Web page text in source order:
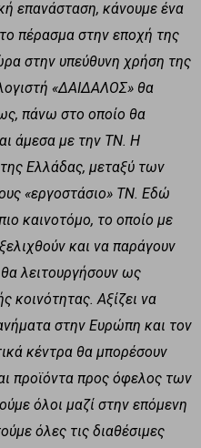
επανάσταση, κάνουμε ένα
πέρασμα στην εποχή της
στην υπεύθυνη χρήση της
«ΔΑΙΔΑΛΟΣ» θα
πάνω στο οποίο θα
άμεσα με την ΤΝ. Η
Ελλάδας, μεταξύ των
«εργοστάσιο» ΤΝ. Εδώ
καινοτόμο, το οποίο με
και να παράγουν
λειτουργήσουν ως
κοινότητας. Αξίζει να
στην Ευρώπη και τον
κέντρα θα μπορέσουν
προϊόντα προς όφελος των
όλοι μαζί στην επόμενη
όλες τις διαθέσιμες